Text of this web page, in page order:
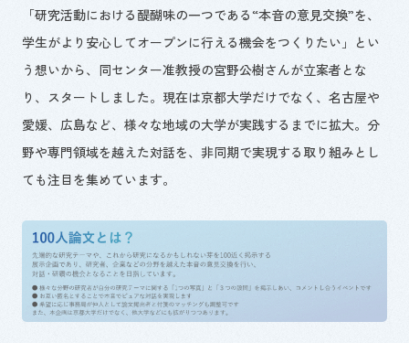
「研究活動における醍醐味の一つである“本音の意見交換”を、
学生がより安心してオープンに行える機会をつくりたい」とい
う想いから、同センター准教授の宮野公樹さんが立案者とな
り、スタートしました。現在は京都大学だけでなく、名古屋や
愛媛、広島など、様々な地域の大学が実践するまでに拡大。分
野や専門領域を越えた対話を、非同期で実現する取り組みとし
ても注目を集めています。